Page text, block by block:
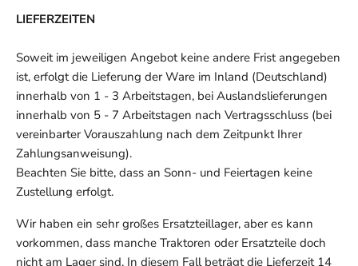
LIEFERZEITEN
Soweit im jeweiligen Angebot keine andere Frist angegeben
ist, erfolgt die Lieferung der Ware im Inland (Deutschland)
innerhalb von 1 - 3 Arbeitstagen, bei Auslandslieferungen
innerhalb von 5 - 7 Arbeitstagen nach Vertragsschluss (bei
vereinbarter Vorauszahlung nach dem Zeitpunkt Ihrer
Zahlungsanweisung).
Beachten Sie bitte, dass an Sonn- und Feiertagen keine
Zustellung erfolgt.
Wir haben ein sehr großes Ersatzteillager, aber es kann
vorkommen, dass manche Traktoren oder Ersatzteile doch
nicht am Lager sind. In diesem Fall beträgt die Lieferzeit 14